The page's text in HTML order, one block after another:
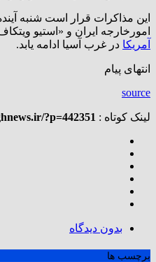
این مذاکرات قرار است شنبه
امورخارجه ایران و «استیو
آمریکا در غرب آسیا ادامه یابد.
انتهای پیام
source
لینک کوتاه : ?p=442351
بدون دیدگاه
برچسب ها